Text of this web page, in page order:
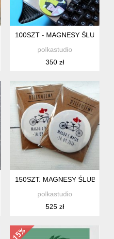
- PODZIĘKOWANIA DLA
100SZT - MAGNESY ŚLUBNE,
polkastudio
350 zł
PODZIĘKOWANIA DLA GOSCI -
150SZT. MAGNESY ŚLUBNE -
polkastudio
525 zł